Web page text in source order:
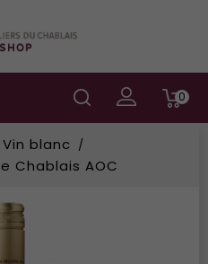
0
Vin blanc
Chablais AOC